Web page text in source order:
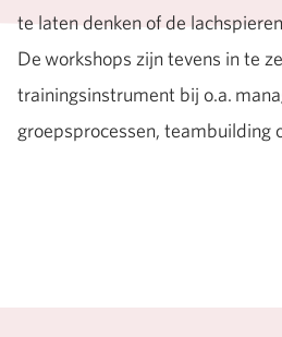
te laten denken of de
De workshops zijn tevens in te
trainingsinstrument bij o.a.
groepsprocessen, teambuilding